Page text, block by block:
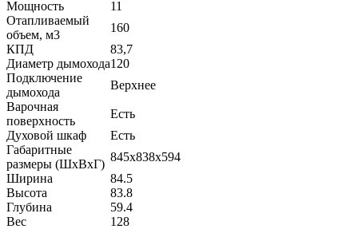
Мощность
11
Отапливаемый
объем, м3
160
КПД
83,7
Диаметр дымохода120
Подключение
дымохода
Верхнее
Варочная
поверхность
Есть
Духовой шкаф
Есть
Габаритные
размеры (ШхВхГ)
845х838х594
Ширина
84.5
Высота
83.8
Глубина
59.4
Вес
128